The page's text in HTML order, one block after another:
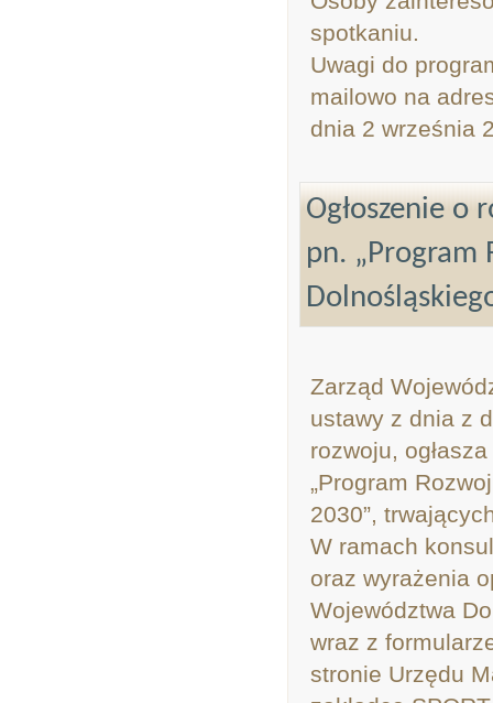
spotkaniu.
Uwagi do
mailowo na
dnia 2
Ogłoszenie o
pn. „Program
Zarząd
ustawy z dnia z
rozwoju,
„Program
2030”,
W ramach
oraz wyrażenia
Województwa
wraz z
stronie Urzędu